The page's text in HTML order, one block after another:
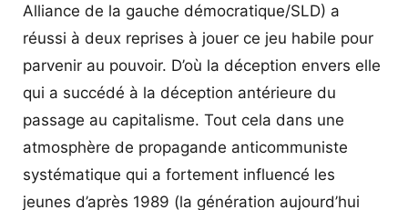
Alliance de la gauche démocratique/SLD) a
réussi à deux reprises à jouer ce jeu habile pour
parvenir au pouvoir. D’où la déception envers elle
qui a succédé à la déception antérieure du
passage au capitalisme. Tout cela dans une
atmosphère de propagande anticommuniste
systématique qui a fortement influencé les
jeunes d’après 1989 (la génération aujourd’hui